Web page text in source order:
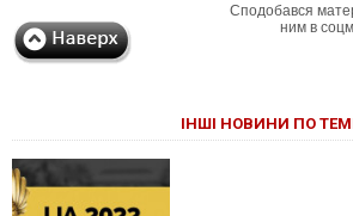
Сподобався
ним в
ІНШІ НОВИНИ ПО